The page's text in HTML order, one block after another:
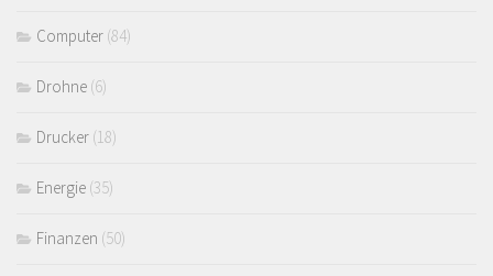
Computer (84)
Drohne (6)
Drucker (18)
Energie (35)
Finanzen (50)